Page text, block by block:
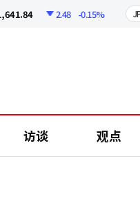
2.48 -0.15%
访谈 观点